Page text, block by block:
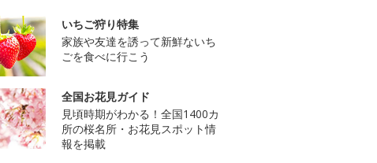
いちご狩り特集
家族や友達を誘って新鮮ないち
ごを食べに行こう
全国お花見ガイド
見頃時期がわかる！全国1400カ
所の桜名所・お花見スポット情
報を掲載